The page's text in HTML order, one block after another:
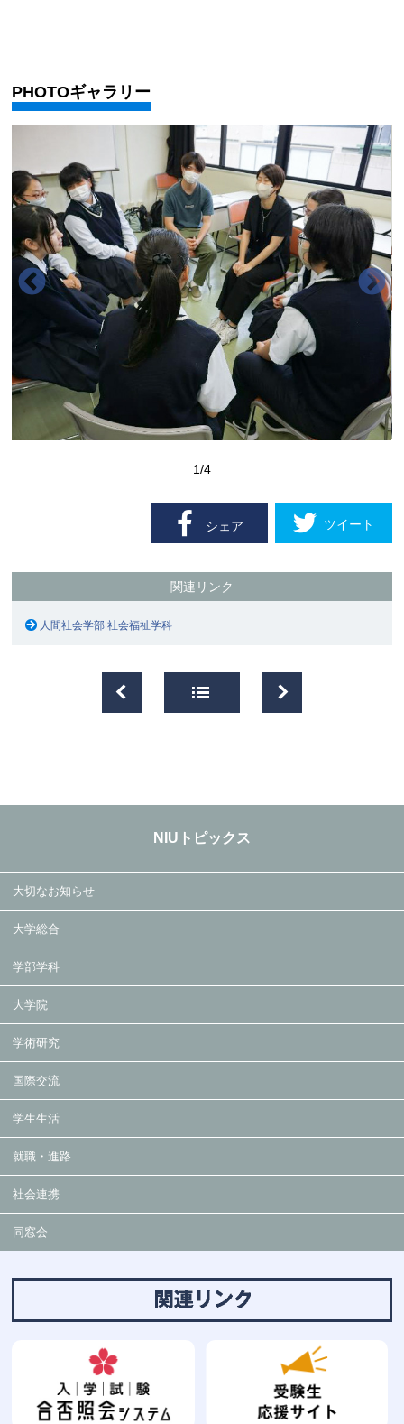
PHOTOギャラリー
1/4
シェア ツイート
関連リンク
人間社会学部 社会福祉学科
NIUトピックス
大切なお知らせ
大学総合
学部学科
大学院
学術研究
国際交流
学生生活
就職・進路
社会連携
同窓会